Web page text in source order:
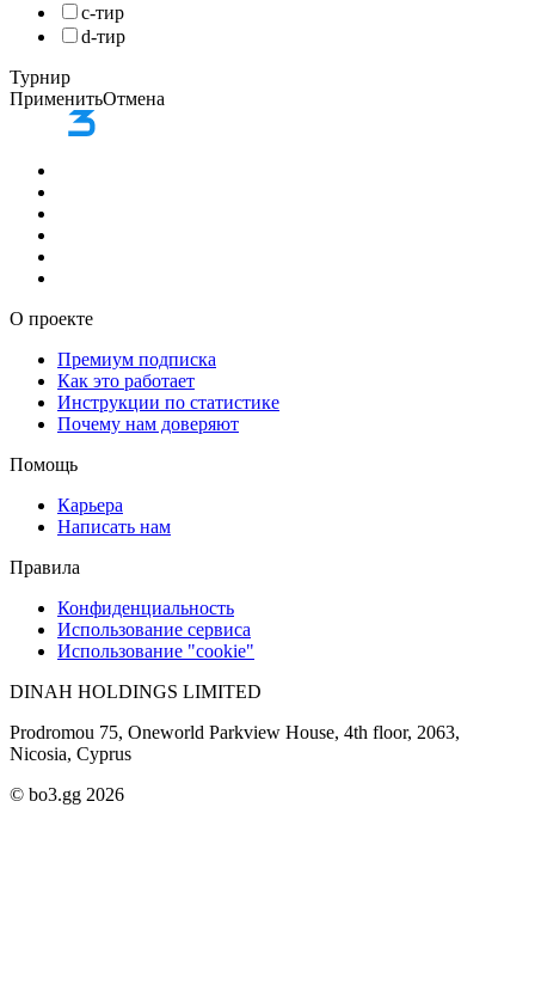
c-тир
d-тир
Турнир
ПрименитьОтмена
О проекте
Премиум подписка
Как это работает
Инструкции по статистике
Почему нам доверяют
Помощь
Карьера
Написать нам
Правила
Конфиденциальность
Использование сервиса
Использование "cookie"
DINAH HOLDINGS LIMITED
Prodromou 75, Oneworld Parkview House, 4th floor, 2063,
Nicosia, Cyprus
© bo3.gg 2026